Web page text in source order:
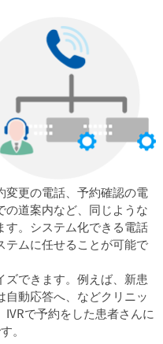
変更の電話、予約確認の電
の道案内など、同じような
す。システム化できる電話
テムに任せることが可能で
ズできます。例えば、新患
動応答へ、などクリニッ
で予約をした患者さんに
。